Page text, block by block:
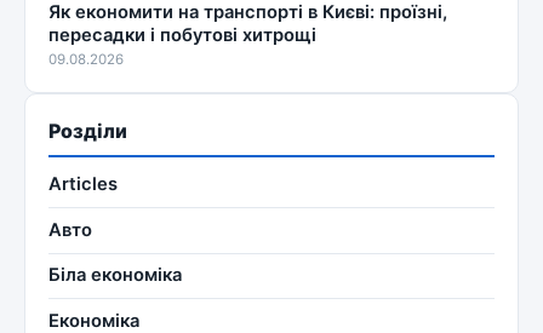
Як економити на транспорті в Києві: проїзні,
пересадки і побутові хитрощі
09.08.2026
Розділи
Articles
Авто
Біла економіка
Економіка